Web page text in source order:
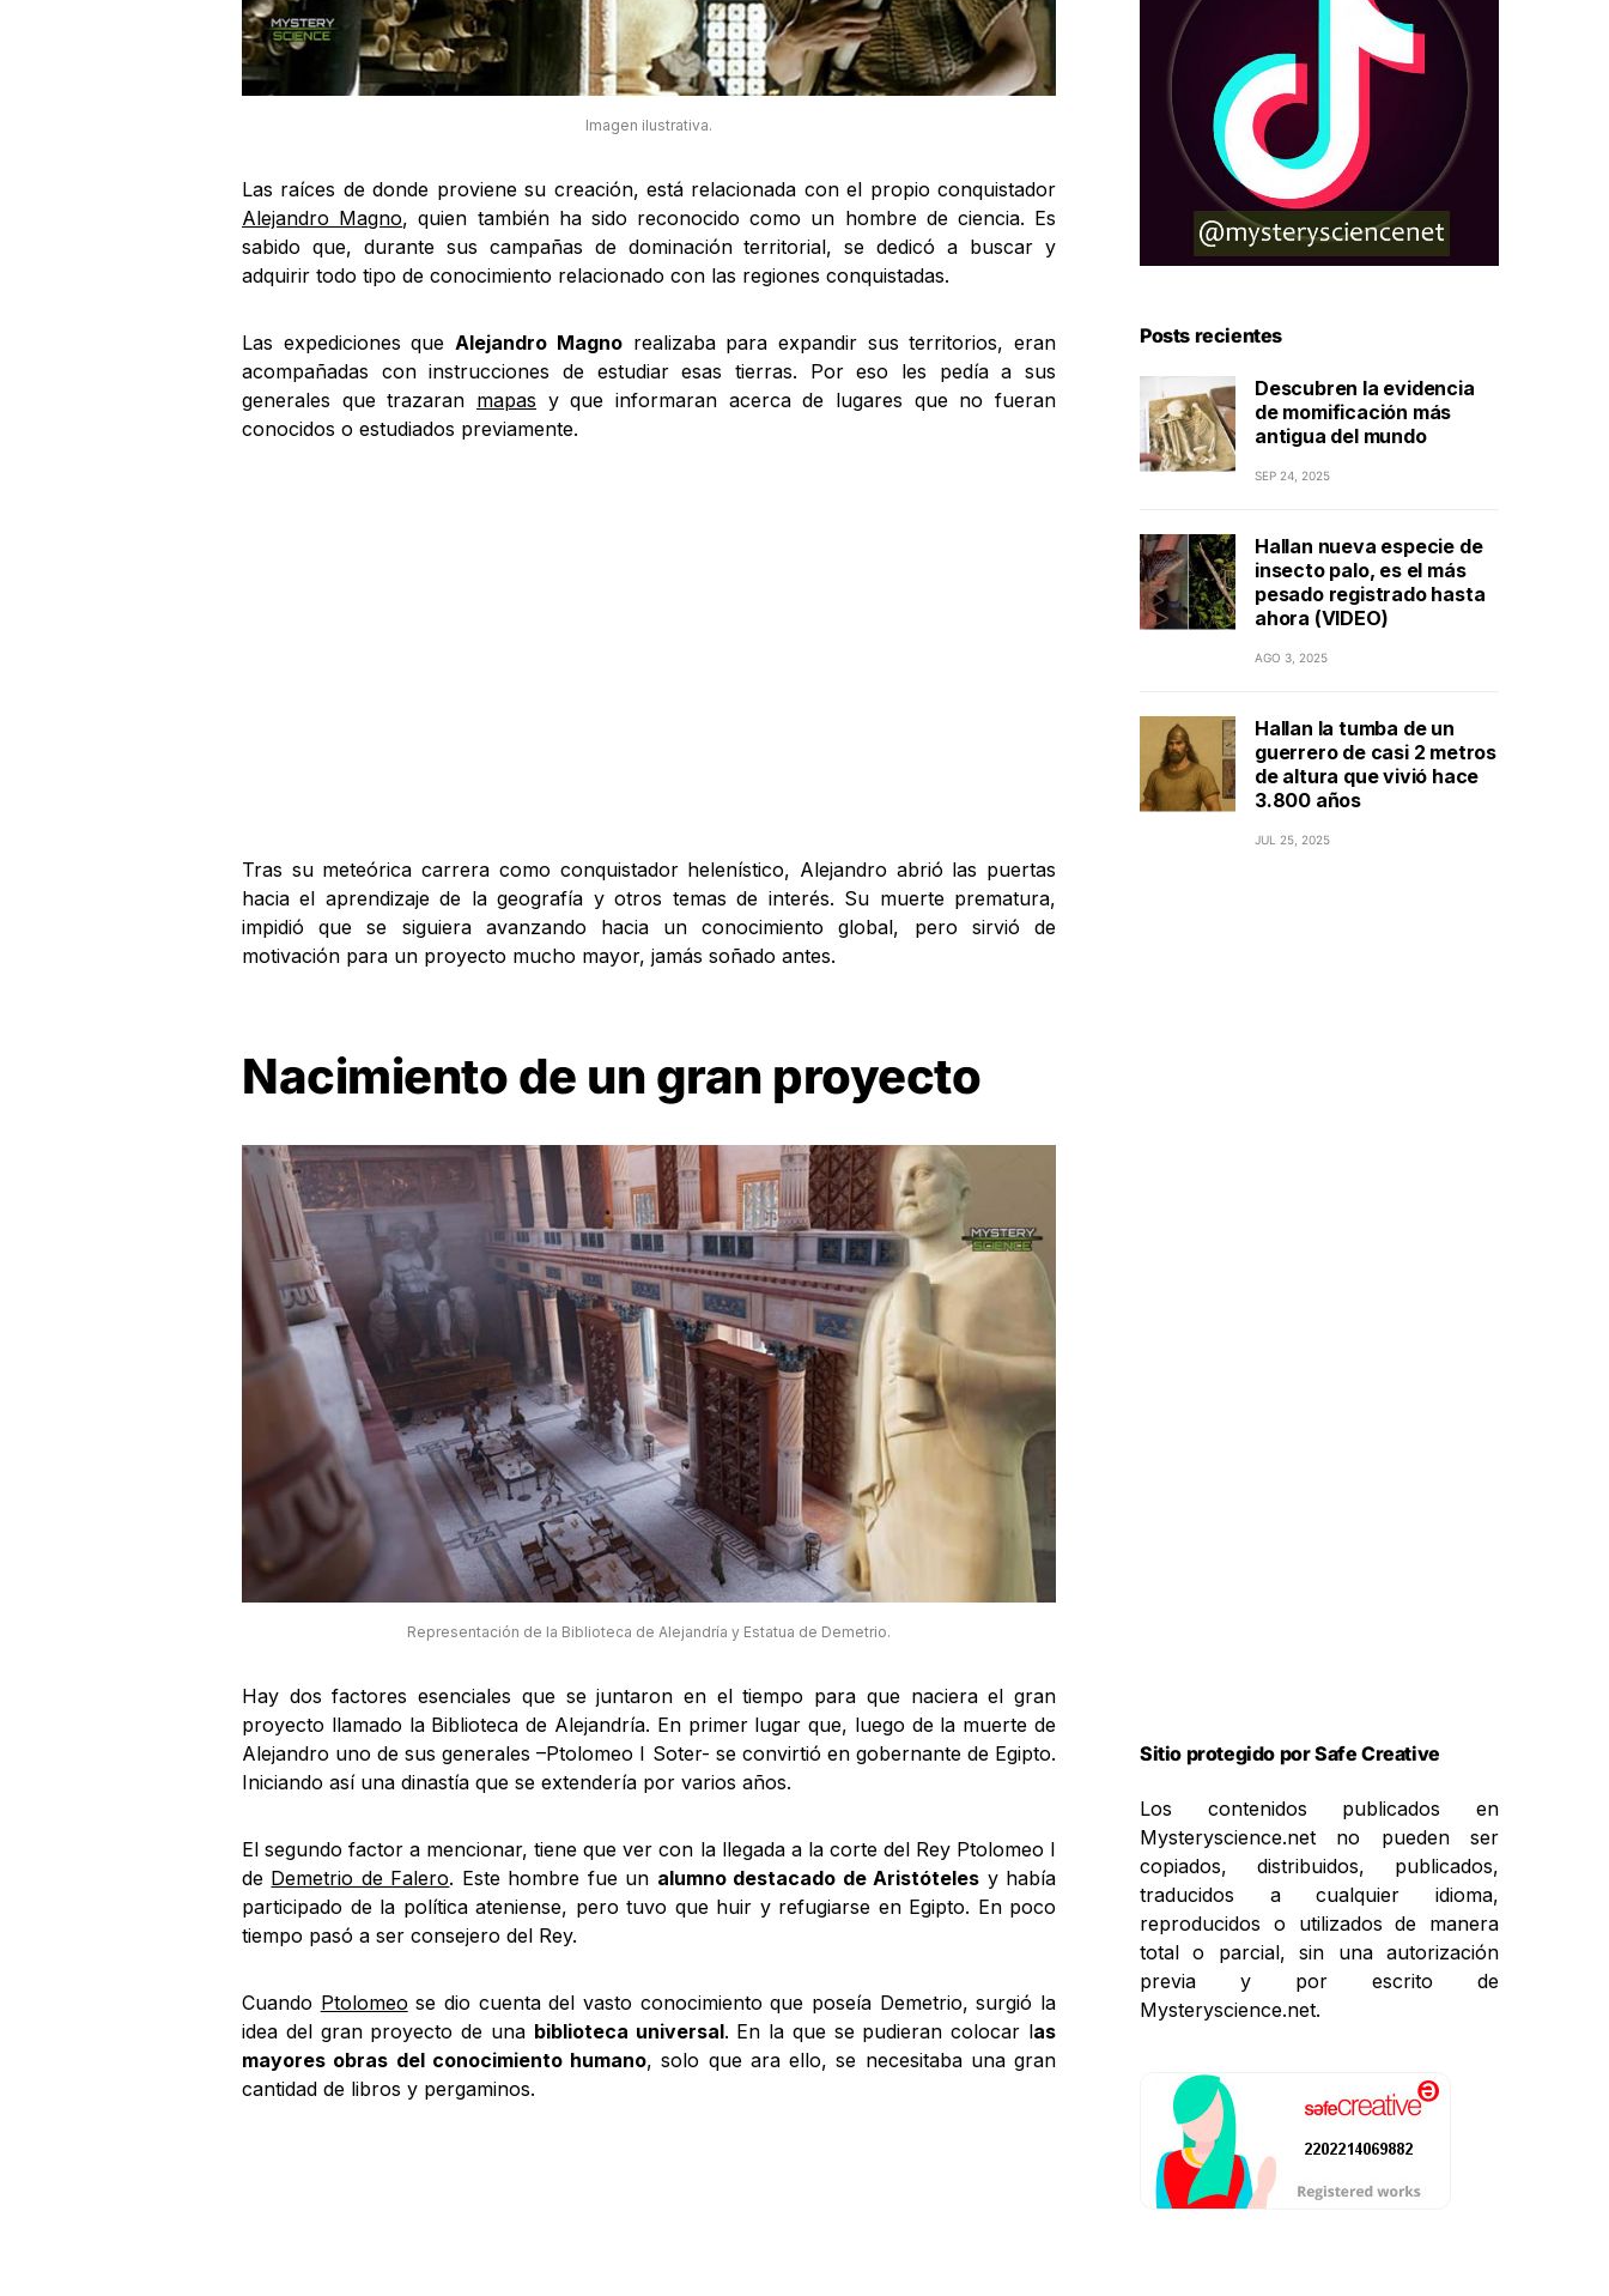
Imagen ilustrativa.
Las raíces de donde proviene su creación, está relacionada con el propio conquistador
Alejandro Magno, quien también ha sido reconocido como un hombre de ciencia. Es
sabido que, durante sus campañas de dominación territorial, se dedicó a buscar y
adquirir todo tipo de conocimiento relacionado con las regiones conquistadas.
Las expediciones que Alejandro Magnorealizaba para expandir sus territorios, eran
acompañadas con instrucciones de estudiar esas tierras. Por eso les pedía a sus
generales que trazaran mapas y que informaran acerca de lugares que no fueran
conocidos o estudiados previamente.
Tras su meteórica carrera como conquistador helenístico, Alejandro abrió las puertas
hacia el aprendizaje de la geografía y otros temas de interés. Su muerte prematura,
impidió que se siguiera avanzando hacia un conocimiento global, pero sirvió de
motivación para un proyecto mucho mayor, jamás soñado antes.
Nacimiento de un gran proyecto
Representación de la Biblioteca de Alejandría y Estatua de Demetrio.
Hay dos factores esenciales que se juntaron en el tiempo para que naciera el gran
proyecto llamado la Biblioteca de Alejandría. En primer lugar que, luego de la muerte de
Alejandro uno de sus generales –Ptolomeo I Soter- se convirtió en gobernante de Egipto.
Iniciando así una dinastía que se extendería por varios años.
El segundo factor a mencionar, tiene que ver con la llegada a la corte del Rey Ptolomeo I
de Demetrio de Falero. Este hombre fue un alumno destacado de Aristóteles y había
participado de la política ateniense, pero tuvo que huir y refugiarse en Egipto. En poco
tiempo pasó a ser consejero del Rey.
Cuando Ptolomeo se dio cuenta del vasto conocimiento que poseía Demetrio, surgió la
idea del gran proyecto de una biblioteca universal. En la que se pudieran colocar las
mayores obras del conocimiento humano, solo que ara ello, se necesitaba una gran
cantidad de libros y pergaminos.
Posts recientes
Descubren la evidencia
de momificación más
antigua del mundo
SEP 24, 2025
Hallan nueva especie de
insecto palo, es el más
pesado registrado hasta
ahora (VIDEO)
AGO 3, 2025
Hallan la tumba de un
guerrero de casi 2 metros
de altura que vivió hace
3.800 años
JUL 25, 2025
Sitio protegido por Safe Creative
Los contenidos publicados en
Mysteryscience.net no pueden ser
copiados, distribuidos, publicados,
traducidos a cualquier idioma,
reproducidos o utilizados de manera
total o parcial, sin una autorización
previa y por escrito de
Mysteryscience.net.